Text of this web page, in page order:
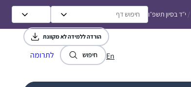
/ י״ד בסיון תשפ״ו
En חיפוש לתרומה
הורדה ללמידה לא מקוונת
התחלתי ללמוד לפני 4.5 שנים, כשהודיה חברה
שלי פתחה קבוצת ווטסאפ ללימוד דף יומי
בתחילת מסכת סנהדרין. מאז לימוד הדף נכנס
לתוך היום-יום שלי והפך לאחד ממגדירי הזהות
במיוחד מרתקים אותי החיבורים בין המסכתות